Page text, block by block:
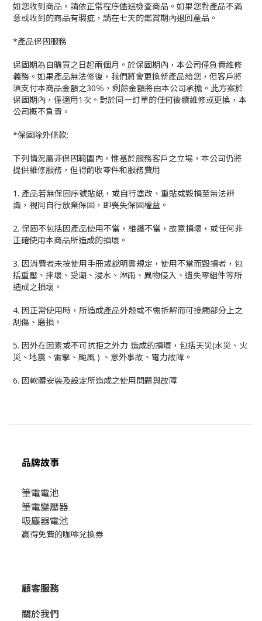
如您收到商品，請依正常程序儘速檢查商品。如果您對產品不滿
意或收到的商品有瑕疵，請在七天的鑑賞期內退回產品。
*產品保固服務
保固期為自購買之日起兩個月。於保固期內，本公司僅負責維修
義務。如果產品無法修復，我們將會更換新產品給您，但客戶將
須支付本商品金額之30％，剩餘金額將由本公司承擔。此方案於
保固期內，僅適用1次。對於同一訂單的任何後續維修或更換，本
公司概不負責。
*保固除外條款:
下列情況屬非保固範圍內，惟基於服務客戶之立場，本公司仍將
提供維修服務，但得酌收零件和服務費用
1. 產品若無保固序號貼紙，或自行塗改、重貼或毀損至無法辨
識，視同自行放棄保固，即喪失保固權益。
2. 保固不包括因產品使用不當，維護不當，故意損壞，或任何非
正確使用本商品所造成的損壞。
3. 因消費者未按使用手冊或說明書規定，使用不當而毀損者，包
括重壓、摔壞、受潮、浸水、淋雨、異物侵入、遺失零組件等所
造成之損壞。
4. 因正常使用時，所造成產品外殼或不需拆解而可接觸部分上之
刮傷、磨損。
5. 因外在因素或不可抗拒之外力 造成的損壞，包括天災(水災、火
災、地震、雷擊、颱風 ) 、意外事故、電力故障。
6. 因軟體安裝及設定所造成之使用問題與故障
品牌故事
筆電電池
筆電變壓器
吸塵器電池
贏得免費的咖啡兌換券
顧客服務
關於我們​